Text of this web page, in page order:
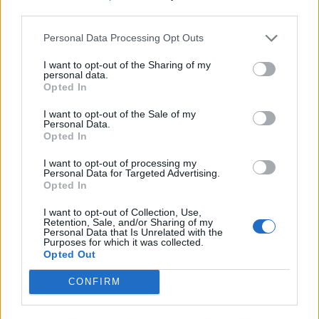
Personal Data Processing Opt Outs
I want to opt-out of the Sharing of my
personal data.
Opted In
I want to opt-out of the Sale of my
Personal Data.
Opted In
I want to opt-out of processing my
Personal Data for Targeted Advertising.
Opted In
I want to opt-out of Collection, Use,
Retention, Sale, and/or Sharing of my
Personal Data that Is Unrelated with the
Purposes for which it was collected.
Opted Out
CONFIRM
Ακολουθήστε το Pink.gr στο
μάθετε πρώτοιτα πιο hot νέα.
Ακολουθήστε το Pink.gr και στο